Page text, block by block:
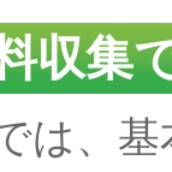
収集
は、